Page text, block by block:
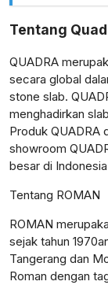
Tentang
QUADRA
secara global
stone slab.
menghadirkan
Produk QUADRA
showroom
besar di
Tentang ROMAN
ROMAN
sejak tahun
Tangerang dan
Roman dengan